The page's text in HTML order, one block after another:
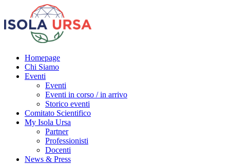
Homepage
Chi Siamo
Eventi
Eventi
Eventi in corso / in arrivo
Storico eventi
Comitato Scientifico
My Isola Ursa
Partner
Professionisti
Docenti
News & Press